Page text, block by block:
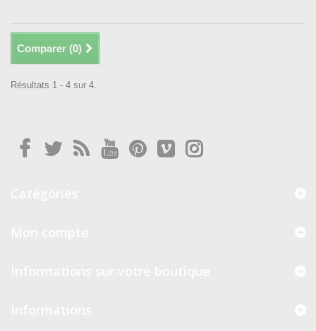
Comparer (0)
Résultats 1 - 4 sur 4.